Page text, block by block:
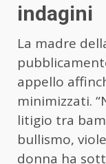
indagini
La madre
appello
minimizzati.
litigio tra
bullismo,
donna ha